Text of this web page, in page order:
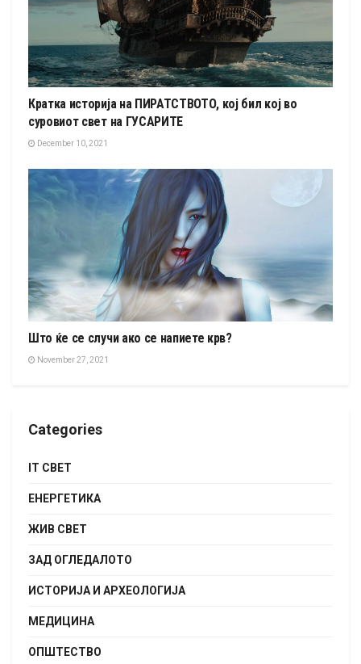
Кратка историја на ПИРАТСТВОТО, кој бил кој во
суровиот свет на ГУСАРИТЕ
December 10, 2021
Што ќе се случи ако се напиете крв?
November 27, 2021
Categories
IT СВЕТ
ЕНЕРГЕТИКА
ЖИВ СВЕТ
ЗАД ОГЛЕДАЛОТО
ИСТОРИЈА И АРХЕОЛОГИЈА
МЕДИЦИНА
ОПШТЕСТВО